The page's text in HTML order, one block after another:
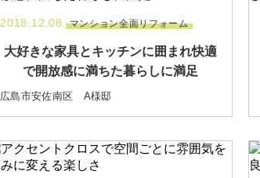
2018.12.08 マンション全面リフォーム
大好きな家具とキッチンに囲まれ快適
で開放感に満ちた暮らしに満足
広島市安佐南区 A様邸